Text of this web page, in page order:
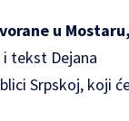
u Mostaru,
i tekst Dejana
Srpskoj, koji